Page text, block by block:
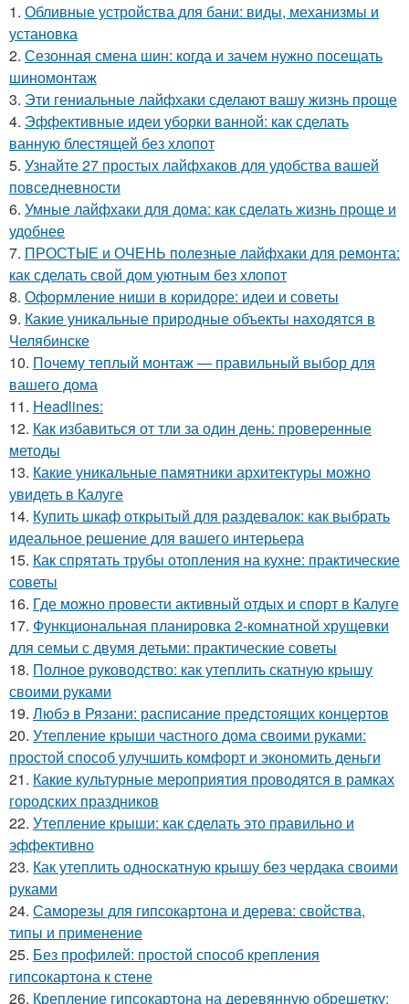
1. Обливные устройства для бани: виды, механизмы и
установка
2. Сезонная смена шин: когда и зачем нужно посещать
шиномонтаж
3. Эти гениальные лайфхаки сделают вашу жизнь проще
4. Эффективные идеи уборки ванной: как сделать
ванную блестящей без хлопот
5. Узнайте 27 простых лайфхаков для удобства вашей
повседневности
6. Умные лайфхаки для дома: как сделать жизнь проще и
удобнее
7. ПРОСТЫЕ и ОЧЕНЬ полезные лайфхаки для ремонта:
как сделать свой дом уютным без хлопот
8. Оформление ниши в коридоре: идеи и советы
9. Какие уникальные природные объекты находятся в
Челябинске
10. Почему теплый монтаж — правильный выбор для
вашего дома
11. Headlines:
12. Как избавиться от тли за один день: проверенные
методы
13. Какие уникальные памятники архитектуры можно
увидеть в Калуге
14. Купить шкаф открытый для раздевалок: как выбрать
идеальное решение для вашего интерьера
15. Как спрятать трубы отопления на кухне: практические
советы
16. Где можно провести активный отдых и спорт в Калуге
17. Функциональная планировка 2-комнатной хрущевки
для семьи с двумя детьми: практические советы
18. Полное руководство: как утеплить скатную крышу
своими руками
19. Любэ в Рязани: расписание предстоящих концертов
20. Утепление крыши частного дома своими руками:
простой способ улучшить комфорт и экономить деньги
21. Какие культурные мероприятия проводятся в рамках
городских праздников
22. Утепление крыши: как сделать это правильно и
эффективно
23. Как утеплить односкатную крышу без чердака своими
руками
24. Саморезы для гипсокартона и дерева: свойства,
типы и применение
25. Без профилей: простой способ крепления
гипсокартона к стене
26. Крепление гипсокартона на деревянную обрешетку: